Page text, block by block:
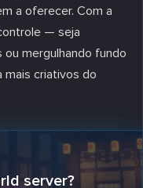
a oferecer. Com a
— seja
mergulhando fundo
mais criativos do
server?